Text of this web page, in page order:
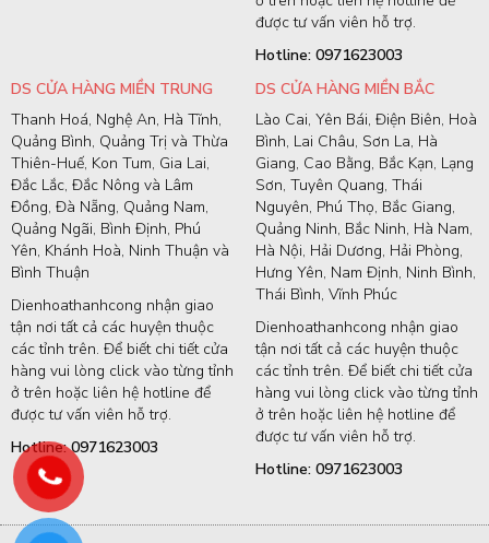
được tư vấn viên hỗ trợ.
Hotline: 0971623003
DS CỬA HÀNG MIỀN TRUNG
Thanh Hoá, Nghệ An, Hà Tĩnh,
Quảng Bình, Quảng Trị và Thừa
Thiên-Huế, Kon Tum, Gia Lai,
Đắc Lắc, Đắc Nông và Lâm
Đồng, Đà Nẵng, Quảng Nam,
Quảng Ngãi, Bình Định, Phú
Yên, Khánh Hoà, Ninh Thuận và
Bình Thuận
Dienhoathanhcong nhận giao
tận nơi tất cả các huyện thuộc
các tỉnh trên. Để biết chi tiết cửa
hàng vui lòng click vào từng tỉnh
ở trên hoặc liên hệ hotline để
được tư vấn viên hỗ trợ.
Hotline: 0971623003
DS CỬA HÀNG MIỀN BẮC
Lào Cai, Yên Bái, Điện Biên, Hoà
Bình, Lai Châu, Sơn La, Hà
Giang, Cao Bằng, Bắc Kạn, Lạng
Sơn, Tuyên Quang, Thái
Nguyên, Phú Thọ, Bắc Giang,
Quảng Ninh, Bắc Ninh, Hà Nam,
Hà Nội, Hải Dương, Hải Phòng,
Hưng Yên, Nam Định, Ninh Bình,
Thái Bình, Vĩnh Phúc
Dienhoathanhcong nhận giao
tận nơi tất cả các huyện thuộc
các tỉnh trên. Để biết chi tiết cửa
hàng vui lòng click vào từng tỉnh
ở trên hoặc liên hệ hotline để
được tư vấn viên hỗ trợ.
Hotline: 0971623003